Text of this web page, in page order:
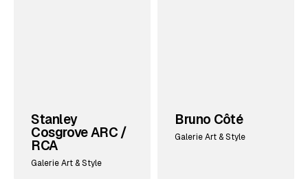
Stanley
Cosgrove ARC /
RCA
Galerie Art & Style
Bruno Côté
Galerie Art & Style